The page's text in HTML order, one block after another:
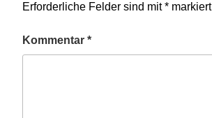
Erforderliche Felder sind mit* markiert
Kommentar *